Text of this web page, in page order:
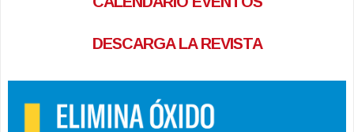
DESCARGA LA REVISTA